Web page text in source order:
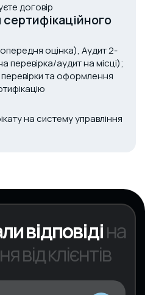
договір
оцінка), Аудит 2-
перевірка/аудит на місці);
перевірки та оформлення
на систему управління
відповідіна
від клієнтів